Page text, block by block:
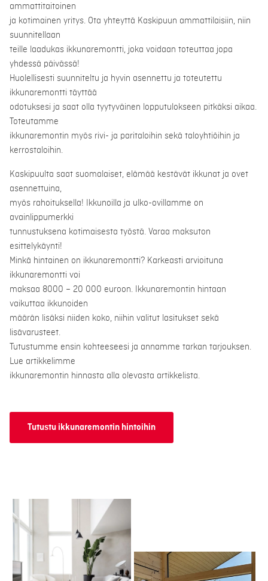
ammattitaitoinen
ja kotimainen yritys. Ota yhteyttä Kaskipuun ammattilaisiin, niin
suunnitellaan
teille laadukas ikkunaremontti, joka voidaan toteuttaa jopa
yhdessä päivässä!
Huolellisesti suunniteltu ja hyvin asennettu ja toteutettu
ikkunaremontti täyttää
odotuksesi ja saat olla tyytyväinen lopputulokseen pitkäksi aikaa.
Toteutamme
ikkunaremontin myös rivi- ja paritaloihin sekä taloyhtiöihin ja
kerrostaloihin.
Kaskipuulta saat suomalaiset, elämää kestävät ikkunat ja ovet
asennettuina,
myös rahoituksella! Ikkunoilla ja ulko-ovillamme on
avainlippumerkki
tunnustuksena kotimaisesta työstä. Varaa maksuton
esittelykäynti!
Minkä hintainen on ikkunaremontti? Karkeasti arvioituna
ikkunaremontti voi
maksaa 8000 – 20 000 euroon. Ikkunaremontin hintaan
vaikuttaa ikkunoiden
määrän lisäksi niiden koko, niihin valitut lasitukset sekä
lisävarusteet.
Tutustumme ensin kohteeseesi ja annamme tarkan tarjouksen.
Lue artikkelimme
ikkunaremontin hinnasta alla olevasta artikkelista.
Tutustu ikkunaremontin hintoihin